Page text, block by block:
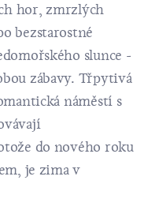
hor, zmrzlých
bezstarostné
slunce -
zábavy. Třpytivá
náměstí s
do nového roku
je zima v